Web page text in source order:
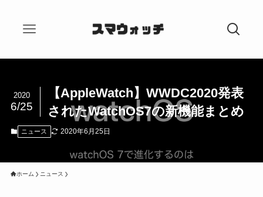
【AppleWatch】WWDC2020発表
されたWatchOS7の新機能まとめ
2020
6/25
ニュース 2020年6月25日
ホーム ニュース